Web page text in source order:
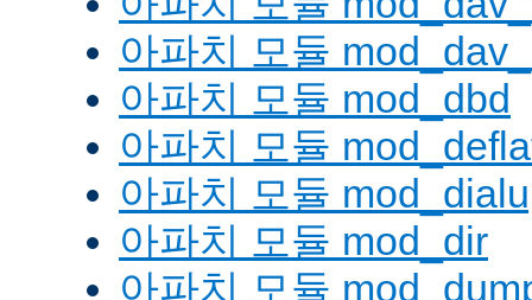
아파치 모듈
아파치 모듈 mod_dbd
아파치 모듈
아파치 모듈
아파치 모듈 mod_dir
아파치 모듈